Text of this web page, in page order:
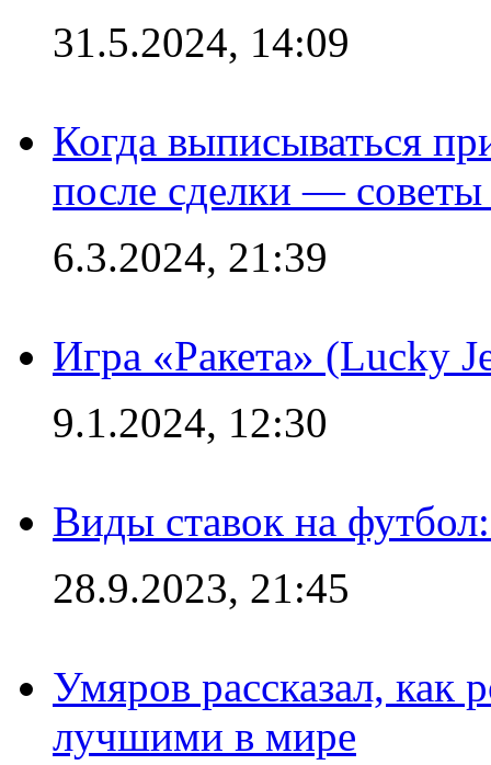
31.5.2024, 14:09
Когда выписываться
после сделки —
6.3.2024, 21:39
Игра «Ракета» (Lucky
9.1.2024, 12:30
Виды ставок на
28.9.2023, 21:45
Умяров рассказал, как
лучшими в мире